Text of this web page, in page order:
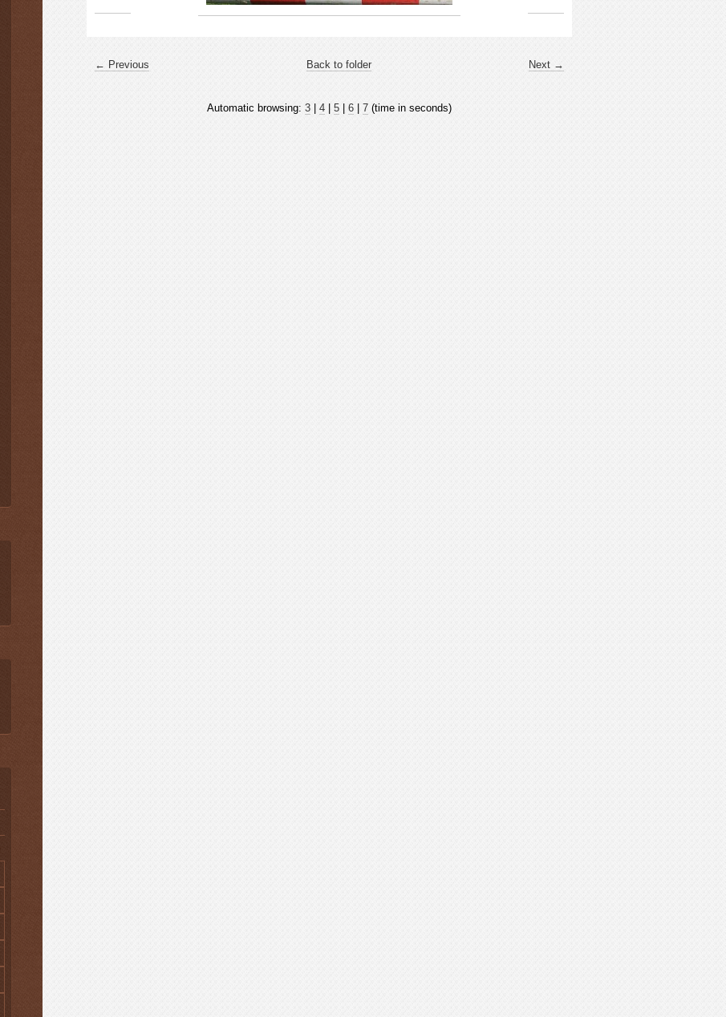
← Previous Next →
Back to folder
Automatic browsing: 3 4 5 6 7 (time in seconds)